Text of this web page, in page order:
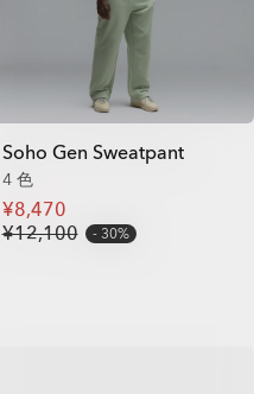
Soho Gen Sweatpant
4 色
¥8,470
¥12,100
30%